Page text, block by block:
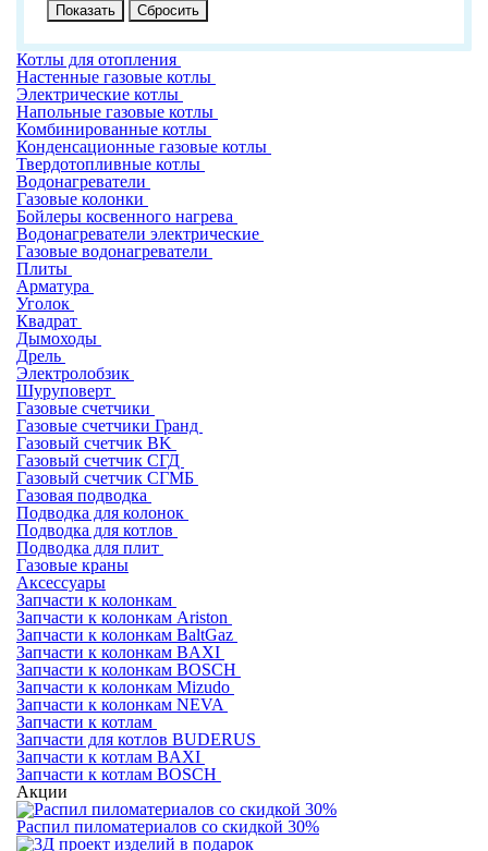
Котлы для отопления
Настенные газовые котлы
Электрические котлы
Напольные газовые котлы
Комбинированные котлы
Конденсационные газовые котлы
Твердотопливные котлы
Водонагреватели
Газовые колонки
Бойлеры косвенного нагрева
Водонагреватели электрические
Газовые водонагреватели
Плиты
Арматура
Уголок
Квадрат
Дымоходы
Дрель
Электролобзик
Шуруповерт
Газовые счетчики
Газовые счетчики Гранд
Газовый счетчик BK
Газовый счетчик СГД
Газовый счетчик СГМБ
Газовая подводка
Подводка для колонок
Подводка для котлов
Подводка для плит
Газовые краны
Аксессуары
Запчасти к колонкам
Запчасти к колонкам Ariston
Запчасти к колонкам BaltGaz
Запчасти к колонкам BAXI
Запчасти к колонкам BOSCH
Запчасти к колонкам Mizudo
Запчасти к колонкам NEVA
Запчасти к котлам
Запчасти для котлов BUDERUS
Запчасти к котлам BAXI
Запчасти к котлам BOSCH
Акции
Распил пиломатериалов со скидкой 30%